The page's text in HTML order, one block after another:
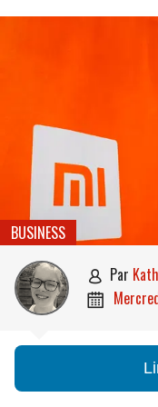
BUSINESS
 par
